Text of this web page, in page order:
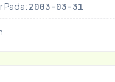
Pada: 2003-03-31